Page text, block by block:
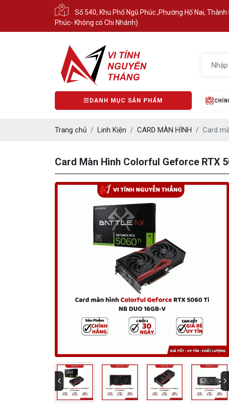
Số 540, Khu Phố Ngũ Phúc ,Phường Hố Nai,
Phúc- Không có Chi Nhánh)
DANH MỤC SẢN PHẨM
Trang chủ Linh Kiện CARD MÀN HÌNH Card
Card Màn Hình Colorful Geforce RTX